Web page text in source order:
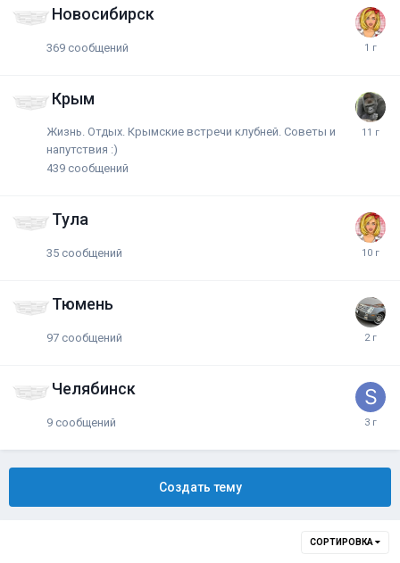
Новосибирск
369 сообщений
Крым
Жизнь. Отдых. Крымские встречи клубней. Советы и
напутствия :)
439 сообщений
Тула
35 сообщений
Тюмень
97 сообщений
Челябинск
9 сообщений
Создать тему
СОРТИРОВКА